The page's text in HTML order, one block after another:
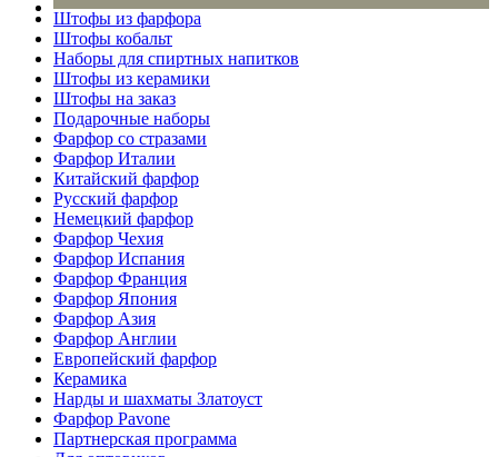
Штофы из фарфора
Штофы кобальт
Наборы для спиртных напитков
Штофы из керамики
Штофы на заказ
Подарочные наборы
Фарфор со стразами
Фарфор Италии
Китайский фарфор
Русский фарфор
Немецкий фарфор
Фарфор Чехия
Фарфор Испания
Фарфор Франция
Фарфор Япония
Фарфор Азия
Фарфор Англии
Европейский фарфор
Керамика
Нарды и шахматы Златоуст
Фарфор Pavone
Партнерская программа